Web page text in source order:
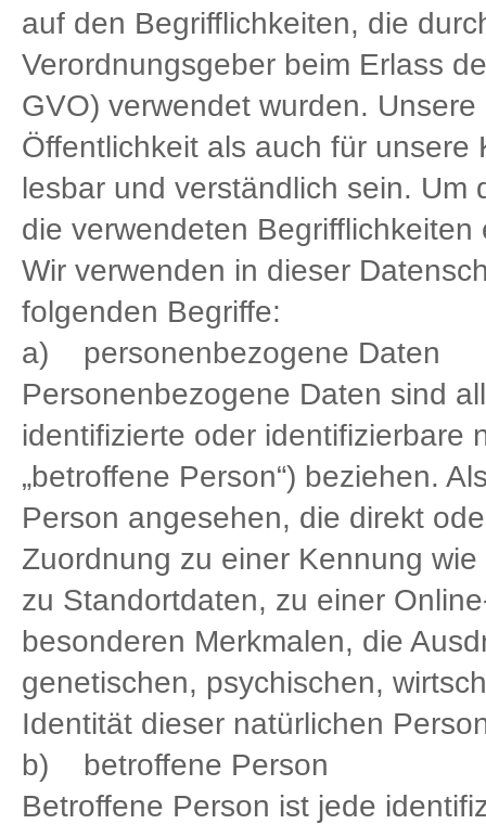
auf den Begrifflichkeiten, die
Verordnungsgeber beim Erlass
GVO) verwendet wurden.
Öffentlichkeit als auch für
lesbar und verständlich sein. Um
die verwendeten Begrifflichkeiten
Wir verwenden in dieser
folgenden Begriffe:
a) personenbezogene Daten
Personenbezogene Daten sind
identifizierte oder identifizierbare
„betroffene Person“) beziehen.
Person angesehen, die direkt
Zuordnung zu einer Kennung
zu Standortdaten, zu einer
besonderen Merkmalen, die
genetischen, psychischen,
Identität dieser natürlichen
b) betroffene Person
Betroffene Person ist jede